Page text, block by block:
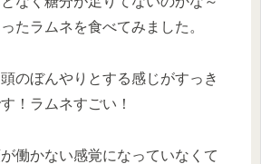
たラムネを食べてみました。
のぼんやりとする感じがすっき
！ラムネすごい！
働かない感覚になっていなくて